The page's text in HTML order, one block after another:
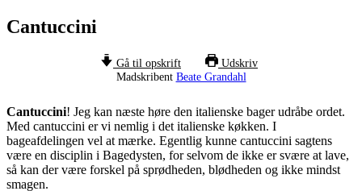
Cantuccini
Gå til opskrift
Udskriv
Madskribent Beate Grandahl
Cantuccini! Jeg kan næste høre den italienske bager udråbe ordet.
Med cantuccini er vi nemlig i det italienske køkken. I
bageafdelingen vel at mærke. Egentlig kunne cantuccini sagtens
være en disciplin i Bagedysten, for selvom de ikke er svære at lave,
så kan der være forskel på sprødheden, blødheden og ikke mindst
smagen.